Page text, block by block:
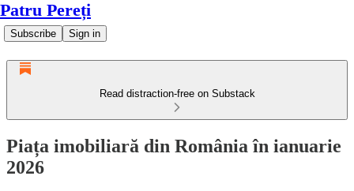
Patru Pereți
Subscribe Sign in
Read distraction-free on Substack
Piața imobiliară din România în ianuarie
2026